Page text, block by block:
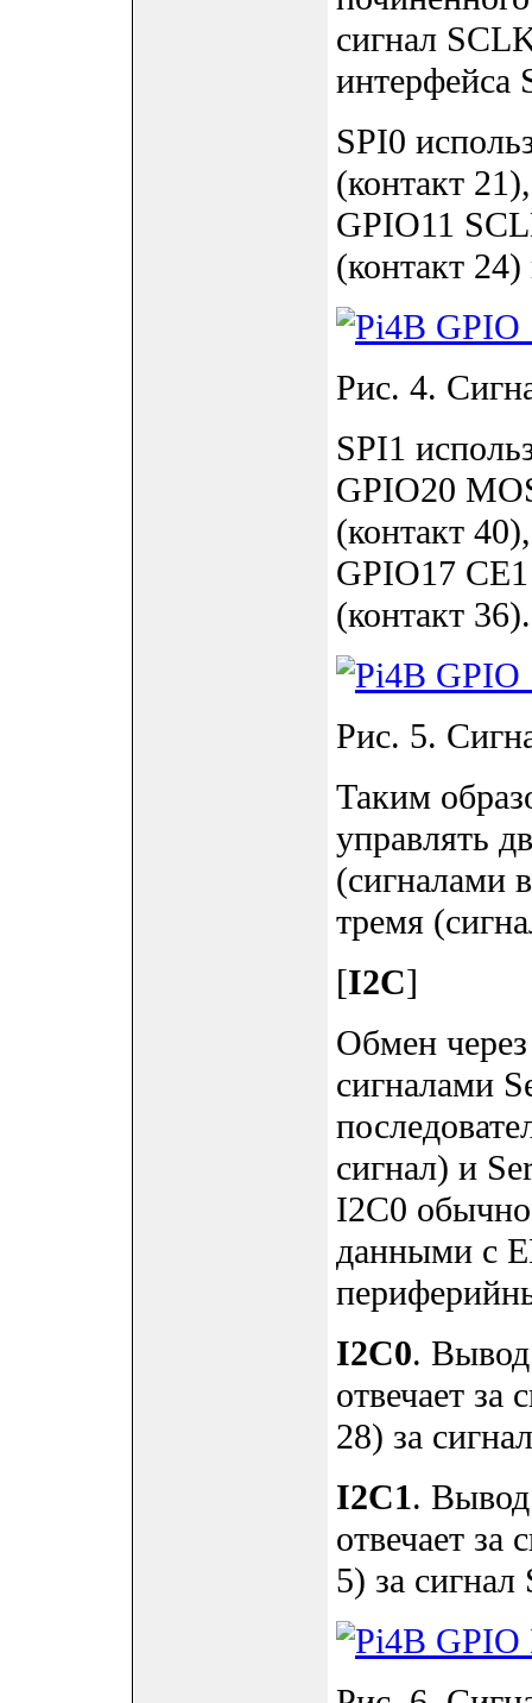
сигнал
интерфейса
SPI0
(контакт
GPIO11
(контакт
Рис. 4.
SPI1
GPIO20
(контакт
GPIO17
(контакт 36).
Рис. 5.
Таким
управлять
(сигналами
тремя
[I2C]
Обмен
сигналами
сигнал) и
I2C0 обычно
данными с
I2C0.
отвечает за
28) за
I2C1.
отвечает за
5) за сигнал